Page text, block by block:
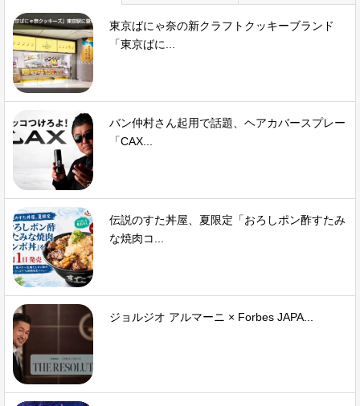
東京ばにゃ奈の新クラフトクッキーブランド
「東京ばに...
バン仲村さん起用で話題、ヘアカバースプレー
「CAX...
伝説のすた丼屋、夏限定「おろしポン酢すたみ
な焼肉コ...
ジョルジオ アルマーニ × Forbes JAPA...